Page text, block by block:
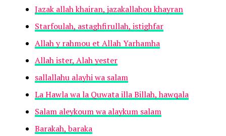
Jazak allah khairan, jazakallahou khayran
Starfoulah, astaghfirullah, istighfar
Allah y rahmou et Allah Yarhamha
Allah ister, Alah yester
sallallahu alayhi wa salam
La Hawla wa la Quwata illa Billah, hawqala
Salam aleykoum wa alaykum salam
Barakah, baraka